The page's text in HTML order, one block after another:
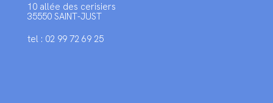
10 allée des cerisiers
35550 SAINT-JUST
tel : 02 99 72 69 25